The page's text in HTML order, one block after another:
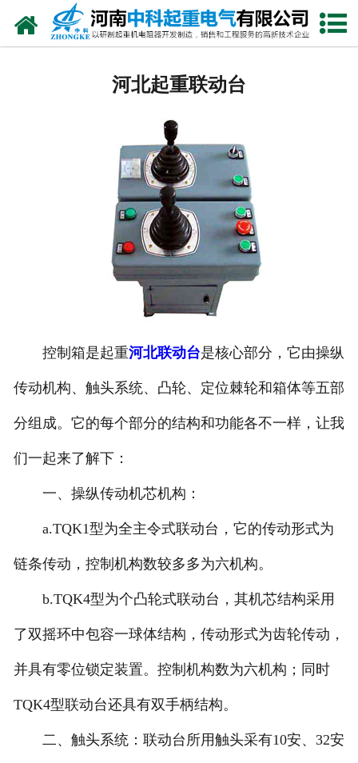
网站首页
河北电抗器
河北电控柜
河北联动控制台
河北电气控制系统
河北频敏变阻器
河北主令控制器
河北滤波器
河北触头总成
河北起重联动台
控制箱是起重河北联动台是核心部分，它由操纵
传动机构、触头系统、凸轮、定位棘轮和箱体等五部
分组成。它的每个部分的结构和功能各不一样，让我
们一起来了解下：
一、操纵传动机芯机构：
a.TQK1型为全主令式联动台，它的传动形式为
链条传动，控制机构数较多多为六机构。
b.TQK4型为个凸轮式联动台，其机芯结构采用
了双摇环中包容一球体结构，传动形式为齿轮传动，
并具有零位锁定装置。控制机构数为六机构；同时
TQK4型联动台还具有双手柄结构。
二、触头系统：联动台所用触头采有10安、32安